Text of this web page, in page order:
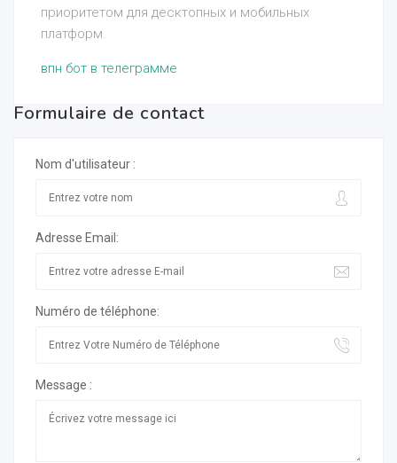
приоритетом для десктопных и мобильных
платформ.
впн бот в телеграмме
Formulaire de contact
Nom d'utilisateur :
Adresse Email:
Numéro de téléphone:
Message :